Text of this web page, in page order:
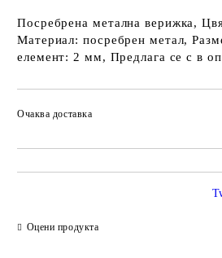
Посребрена метална верижка,
Материал: посребрен метал,
елемент: 2 мм, Предлага се с в
Очаква доставка
Оцени продукта